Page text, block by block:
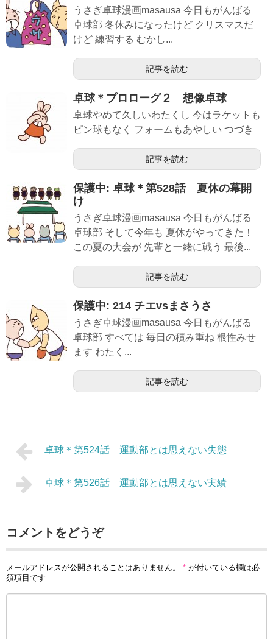
うさぎ卓球漫画masausa 今日もがんばる
卓球部 冬休みになったけど クリスマスだ
けど 練習する むかし...
記事を読む
卓球＊プロローグ２ 想像卓球
卓球やめて久しいわたくし 今はラケットも
ピン球もなく フォームもあやしい つづき
記事を読む
保護中: 卓球＊第528話 夏休の幕開
け
うさぎ卓球漫画masausa 今日もがんばる
卓球部 そして今年も 夏休がやってきた！
この夏の大会が 先輩と一緒に戦う 最後...
記事を読む
保護中: 214 チエvsまさうさ
うさぎ卓球漫画masausa 今日もがんばる
卓球部 すべては 毎日の積み重ね 根性みせ
ます わたく...
記事を読む
卓球＊第524話 運動部とは思えない失態
卓球＊第526話 運動部とは思えない実績
コメントをどうぞ
メールアドレスが公開されることはありません。 * が付いている欄は必
須項目です